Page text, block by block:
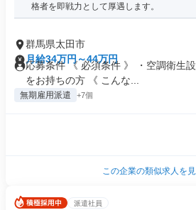
格者を即戦力として厚遇します。
群馬県太田市
月給34万円～44万円
応募条件 《 必須条件 》 ・空調衛生
をお持ちの方 《 こんな...
無期雇用派遣 +7個
この企業の類似求人を
派遣社員